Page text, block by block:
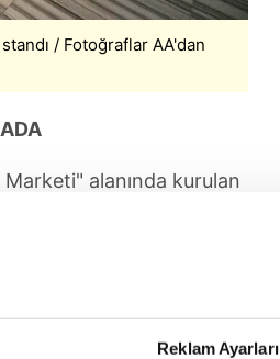
Reklam Ayarları
/ Fotoğraflar AA'dan
alanında kurulan
temsilcileri
işbirlikleri ve ortak
altyapısı, teşvik
ilişkin kapsamlı bilgiler